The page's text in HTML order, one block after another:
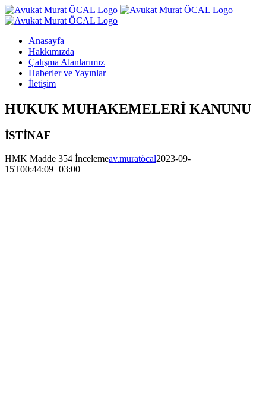
Skip
to
Anasayfa
Hakkımızda
Çalışma Alanlarımız
Haberler ve Yayınlar
İletişim
HUKUK MUHAKEMELERİ KANUNU
İSTİNAF
HMK Madde 354 İncelemeav.muratöcal2023-09-
15T00:44:09+03:00